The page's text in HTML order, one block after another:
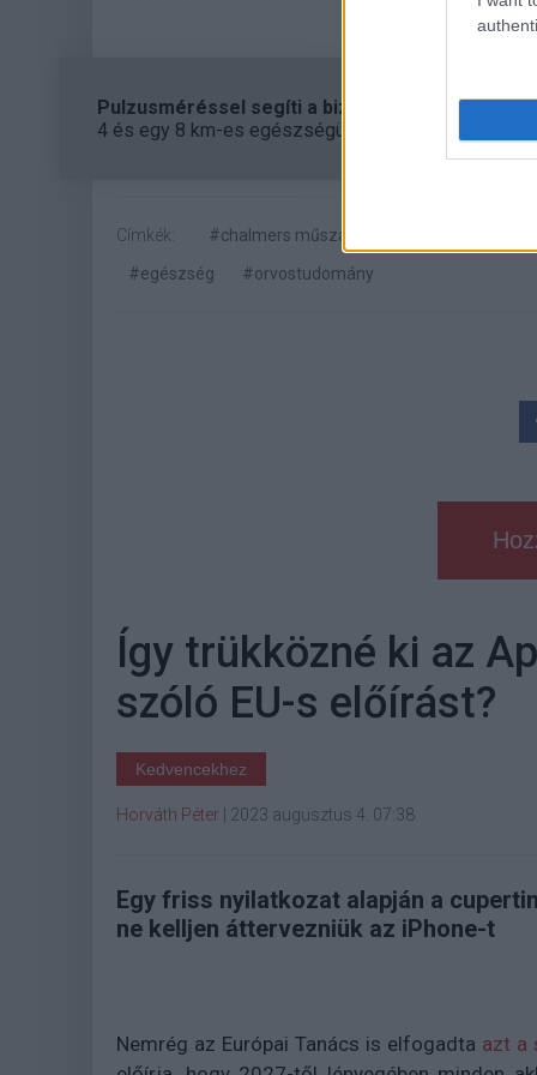
Pulzusméréssel segíti a biztonságos mozgást
4 és egy 8 km-es egészségügyi tanösvény nyílt
Címkék: #chalmers műszaki egyetem
#egészség
#orvostudomány
Így trükközné ki az
szóló EU-s előírást?
Kedvencekhez
Horváth Péter 2023 augusztus 4. 07:38
Egy friss nyilatkozat alapján a
ne kelljen áttervezniük az iPhone-t
Nemrég az Európai Tanács is elfogadta azt a